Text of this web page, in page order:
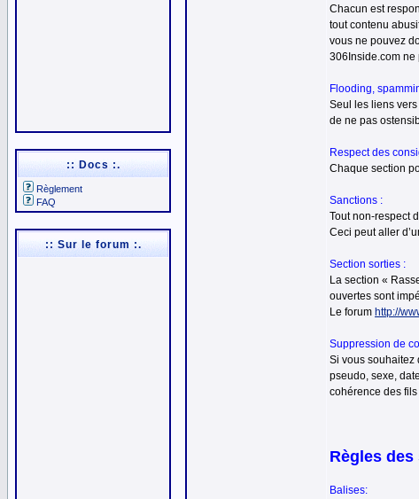
:: Docs :.
Règlement
FAQ
:: Sur le forum :.
Chacun est
tout contenu
vous ne pouvez
306Inside.com ne
Flooding,
Seul les liens
de ne pas
Respect des
Chaque section
Sanctions :
Tout non-respect
Ceci peut aller
Section sorties :
La section «
ouvertes sont
Le forum http://
Suppression de
Si vous souhaitez
pseudo, sexe,
cohérence des
Règles
Balises: